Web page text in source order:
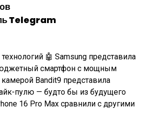
Telegram
🤖 Samsung представила
смартфон с мощным
Bandit9 представила
пулю — будто бы из будущего
16 Pro Max сравнили с другими